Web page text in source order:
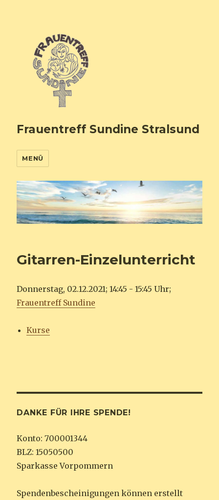
Frauentreff Sundine Stralsund
MENÜ
Gitarren-Einzelunterricht
Donnerstag, 02.12.2021; 14:45 - 15:45 Uhr;
Frauentreff Sundine
Kurse
DANKE FÜR IHRE SPENDE!
Konto: 700001344
BLZ: 15050500
Sparkasse Vorpommern
Spendenbescheinigungen können erstellt